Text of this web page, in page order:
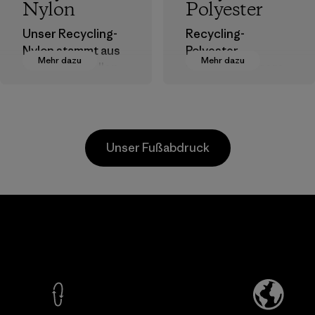
Mehr dazu
Nylon
Unser Recycling-
Nylon stammt aus
postindustriellen
Postconsumer-
Mehr dazu
Polyester
Recycling-
Polyester
verringert unsere
Materialien
Factory
Unser Fußabdruck